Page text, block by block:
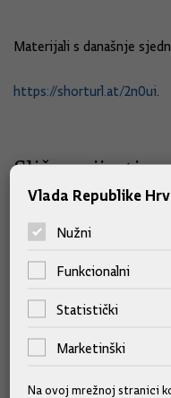
Materijali s današnje
https://shorturl.at/2n0ui.
Slične vijesti
Vlada Republike
Nužni
Funkcionalni
Statistički
Marketinški
Na ovoj mrežnoj stranici